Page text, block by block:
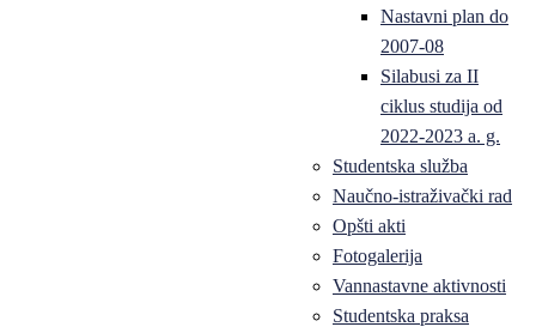
Nastavni plan do
2007-08
Silabusi za II
ciklus studija od
2022-2023 a. g.
Studentska služba
Naučno-istraživački rad
Opšti akti
Fotogalerija
Vannastavne aktivnosti
Studentska praksa